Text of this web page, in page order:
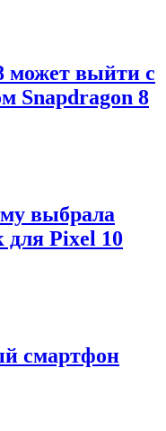
может выйти с
Snapdragon 8
выбрала
для Pixel 10
смартфон